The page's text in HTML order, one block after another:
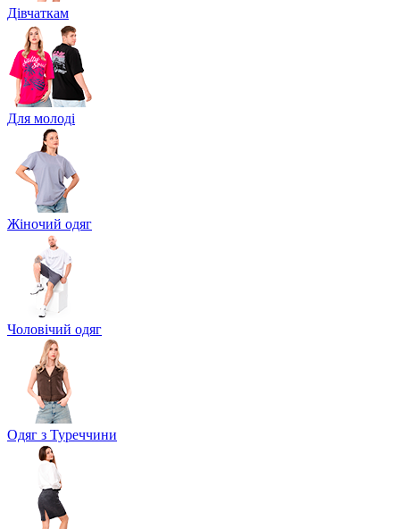
Дівчаткам
Для молоді
Жіночий одяг
Чоловічий одяг
Одяг з Туреччини